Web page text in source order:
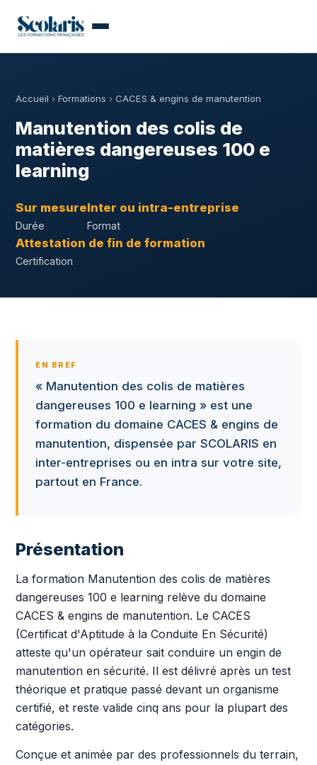
Accueil › Formations › CACES & engins de manutention
Manutention des colis de
matières dangereuses 100 e
learning
Sur mesure
Durée
Inter ou intra-entreprise
Format
Attestation de fin de formation
Certification
EN BREF
« Manutention des colis de matières
dangereuses 100 e learning » est une
formation du domaine CACES & engins de
manutention, dispensée par SCOLARIS en
inter-entreprises ou en intra sur votre site,
partout en France.
Présentation
La formation Manutention des colis de matières
dangereuses 100 e learning relève du domaine
CACES & engins de manutention. Le CACES
(Certificat d'Aptitude à la Conduite En Sécurité)
atteste qu'un opérateur sait conduire un engin de
manutention en sécurité. Il est délivré après un test
théorique et pratique passé devant un organisme
certifié, et reste valide cinq ans pour la plupart des
catégories.
Conçue et animée par des professionnels du terrain,